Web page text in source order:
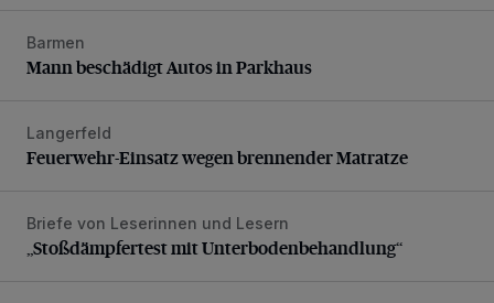
Mann beschädigt Autos in Parkhaus
Barmen
Mann beschädigt Autos in Parkhaus
Feuerwehr-Einsatz wegen brennender Matratze
Langerfeld
Feuerwehr-Einsatz wegen brennender Matratze
„Stoßdämpfertest mit Unterbodenbehandlung“
Briefe von Leserinnen und Lesern
„Stoßdämpfertest mit Unterbodenbehandlung“